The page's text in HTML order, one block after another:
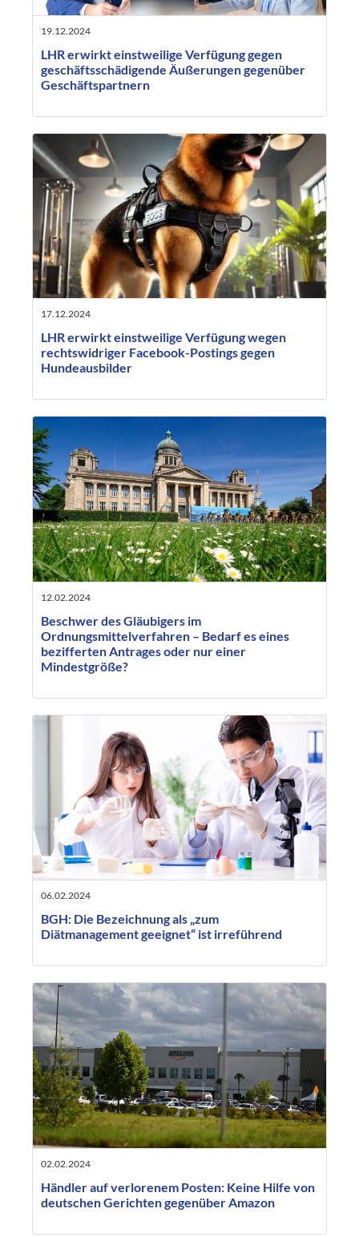
19.12.2024
LHR erwirkt einstweilige Verfügung gegen
geschäftsschädigende Äußerungen gegenüber
Geschäftspartnern
17.12.2024
LHR erwirkt einstweilige Verfügung wegen
rechtswidriger Facebook-Postings gegen
Hundeausbilder
12.02.2024
Beschwer des Gläubigers im
Ordnungsmittelverfahren – Bedarf es eines
bezifferten Antrages oder nur einer
Mindestgröße?
06.02.2024
BGH: Die Bezeichnung als „zum
Diätmanagement geeignet“ ist irreführend
02.02.2024
Händler auf verlorenem Posten: Keine Hilfe von
deutschen Gerichten gegenüber Amazon